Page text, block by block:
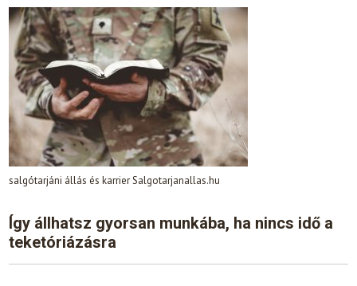
salgótarjáni állás és karrier Salgotarjanallas.hu
Így állhatsz gyorsan munkába, ha nincs idő a
teketóriázásra